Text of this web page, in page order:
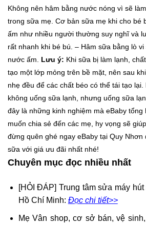
Không nên hâm bằng nước nóng vì sẽ
trong sữa mẹ. Cơ bản sữa mẹ khi cho bé
ấm như nhiều người thường suy nghĩ và
rất nhanh khi bé bú. – Hâm sữa bằng lò
nước ấm.
Lưu ý: Khi sữa bị làm lạnh,
tạo một lớp mỏng trên bề mặt, nên sau
nhẹ đều để các chất béo có thể tái tạo lại.
không uống sữa lạnh, nhưng uống sữa
đây là những kinh nghiệm mà eBaby
muốn chia sẻ đến các mẹ, hy vọng sẽ
đừng quên ghé ngay eBaby tại Quy
sữa với giá ưu đãi nhất nhé!
Chuyên mục đọc nhiều nhất
[HỎI ĐÁP] Trung tâm sửa máy
Hồ Chí Minh: Đọc chi tiết>>
Mẹ Vân shop, cơ sở bán, vệ